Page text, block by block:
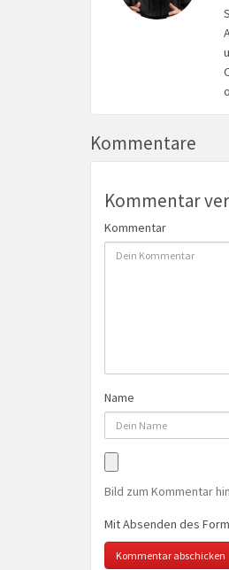
Kommentare
Kommentar
Kommentar
Name
Bild zum Kommentar
Mit Absenden des